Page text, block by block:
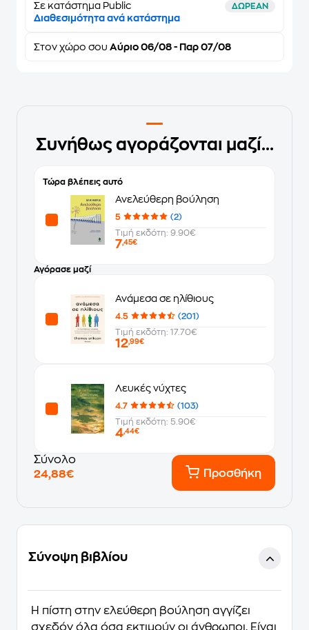
Σε κατάστημα Public ΔΩΡΕΑΝ
Διαθεσιμότητα ανά κατάστημα
Στον χώρο σου Αύριο 06/08 - Παρ 07/08
Συνήθως αγοράζονται μαζί...
Τώρα βλέπεις αυτό
Ανελεύθερη βούληση
5
(2)
Τιμή εκδότη: 9.90€
7,45€
Αγόρασε μαζί
Ανάμεσα σε ηλίθιους
4.5
(201)
Τιμή εκδότη: 17.70€
12,99€
Λευκές νύχτες
4.7
(103)
Τιμή εκδότη: 5.90€
4,44€
Σύνολο
24,88€
Προσθήκη
Σύνοψη βιβλίου
Η πίστη στην ελεύθερη βούληση αγγίζει
σχεδόν όλα όσα εκτιμούν οι άνθρωποι. Είναι